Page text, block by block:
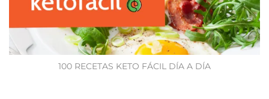
100 RECETAS KETO FÁCIL DÍA A DÍA